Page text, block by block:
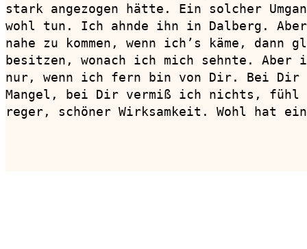
stark angezogen hätte. Ein solcher
wohl tun. Ich ahnde ihn in Dalberg.
nahe zu kommen, wenn ich’s käme,
besitzen, wonach ich mich sehnte. Aber
nur, wenn ich fern bin von Dir. Bei Dir
Mangel, bei Dir vermiß ich nichts,
reger, schöner Wirksamkeit. Wohl hat